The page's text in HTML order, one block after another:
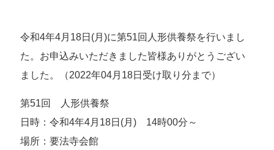
令和4年4月18日(月)に第51回人形供養祭を行いまし
た。お申込みいただきました皆様ありがとうござい
ました。（2022年04月18日受け取り分まで）
第51回 人形供養祭
日時：令和4年4月18日(月) 14時00分～
場所：要法寺会館